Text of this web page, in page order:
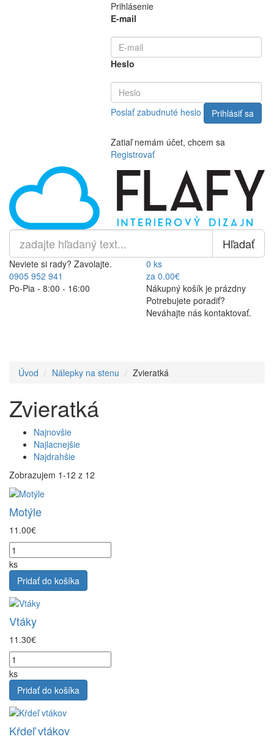
Prihlásenie
E-mail
Heslo
Poslať zabudnuté heslo
Zatiaľ nemám účet, chcem sa
Registrovať
Hľadať
Neviete si rady? Zavolajte.
0905 952 941
Po-Pia - 8:00 - 16:00
0 ks
za 0.00€
Nákupný košík je prázdny
Potrebujete poradiť?
Neváhajte nás kontaktovať.
Úvod Nálepky na stenu Zvieratká
Zvieratká
Najnovšie
Najlacnejšie
Najdrahšie
Zobrazujem 1-12 z 12
Motýle
11.00€
ks
Pridať do košíka
Vtáky
11.30€
ks
Pridať do košíka
Kŕdeľ vtákov